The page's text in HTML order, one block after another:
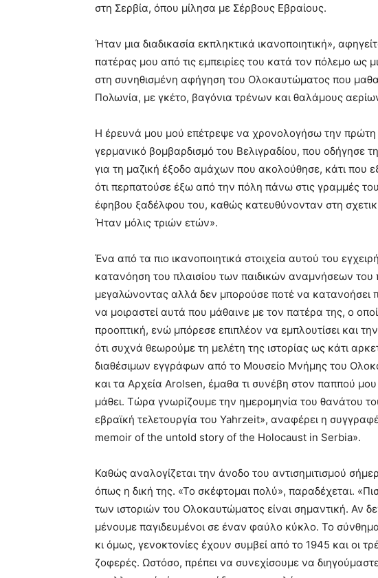
στη Σερβία, όπου μίλησα με Σέρβους Εβραίους.
Ήταν μια διαδικασία εκπληκτικά ικανοποιητική»,
πατέρας μου από τις εμπειρίες του κατά τον πόλεμο ως
στη συνηθισμένη αφήγηση του Ολοκαυτώματος που
Πολωνία, με γκέτο, βαγόνια τρένων και θαλάμους
Η έρευνά μου μού επέτρεψε να χρονολογήσω την πρώτη
γερμανικό βομβαρδισμό του Βελιγραδίου, που οδήγησε
για τη μαζική έξοδο αμάχων που ακολούθησε, κάτι που
ότι περπατούσε έξω από την πόλη πάνω στις γραμμές
έφηβου ξαδέλφου του, καθώς κατευθύνονταν στη
Ήταν μόλις τριών ετών».
Ένα από τα πιο ικανοποιητικά στοιχεία αυτού του
κατανόηση του πλαισίου των παιδικών αναμνήσεων
μεγαλώνοντας αλλά δεν μπορούσε ποτέ να
να μοιραστεί αυτά που μάθαινε με τον πατέρα της, ο
προοπτική, ενώ μπόρεσε επιπλέον να εμπλουτίσει και
ότι συχνά θεωρούμε τη μελέτη της ιστορίας ως κάτι
διαθέσιμων εγγράφων από το Μουσείο Μνήμης του
και τα Αρχεία Arolsen, έμαθα τι συνέβη στον παππού μου
μάθει. Τώρα γνωρίζουμε την ημερομηνία του θανάτου
εβραϊκή τελετουργία του Yahrzeit», αναφέρει η
memoir of the untold story of the Holocaust in Serbia».
Καθώς αναλογίζεται την άνοδο του αντισημιτισμού
όπως η δική της. «Το σκέφτομαι πολύ», παραδέχεται.
των ιστοριών του Ολοκαυτώματος είναι σημαντική. Αν
μένουμε παγιδευμένοι σε έναν φαύλο κύκλο. Το
κι όμως, γενοκτονίες έχουν συμβεί από το 1945 και οι
ζοφερές. Ωστόσο, πρέπει να συνεχίσουμε να